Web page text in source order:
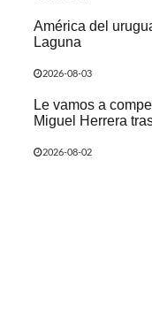
América del
Laguna
2026-08-03
Le vamos a
Miguel Herrera
2026-08-02